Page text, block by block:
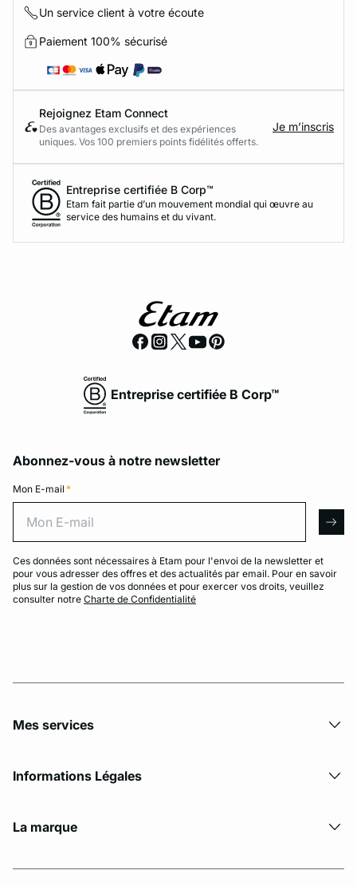
Un service client à votre écoute
Paiement 100% sécurisé
Rejoignez Etam Connect
Des avantages exclusifs et des expériences
uniques. Vos 100 premiers points fidélités offerts.
Je m’inscris
Entreprise certifiée B Corp™
Etam fait partie d’un mouvement mondial qui œuvre au
service des humains et du vivant.
Entreprise certifiée B Corp™
Abonnez-vous à notre newsletter
Mon E-mail *
Ces données sont nécessaires à Etam pour l'envoi de la newsletter et
pour vous adresser des offres et des actualités par email. Pour en savoir
plus sur la gestion de vos données et pour exercer vos droits, veuillez
consulter notre Charte de Confidentialité
Mes services
Informations Légales
La marque